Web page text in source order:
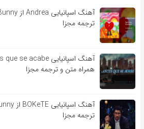
ترجمه مجزا
همراه متن و ترجمه مجزا
ترجمه مجزا